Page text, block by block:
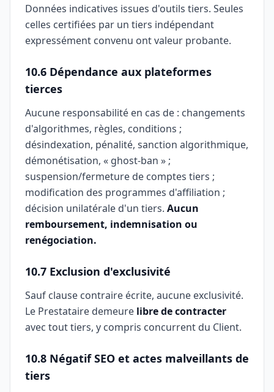
Données indicatives issues d'outils tiers. Seules
celles certifiées par un tiers indépendant
expressément convenu ont valeur probante.
10.6 Dépendance aux plateformes
tierces
Aucune responsabilité en cas de : changements
d'algorithmes, règles, conditions ;
désindexation, pénalité, sanction algorithmique,
démonétisation, « ghost-ban » ;
suspension/fermeture de comptes tiers ;
modification des programmes d'affiliation ;
décision unilatérale d'un tiers. Aucun
remboursement, indemnisation ou
renégociation.
10.7 Exclusion d'exclusivité
Sauf clause contraire écrite, aucune exclusivité.
Le Prestataire demeure libre de contracter
avec tout tiers, y compris concurrent du Client.
10.8 Négatif SEO et actes malveillants de
tiers